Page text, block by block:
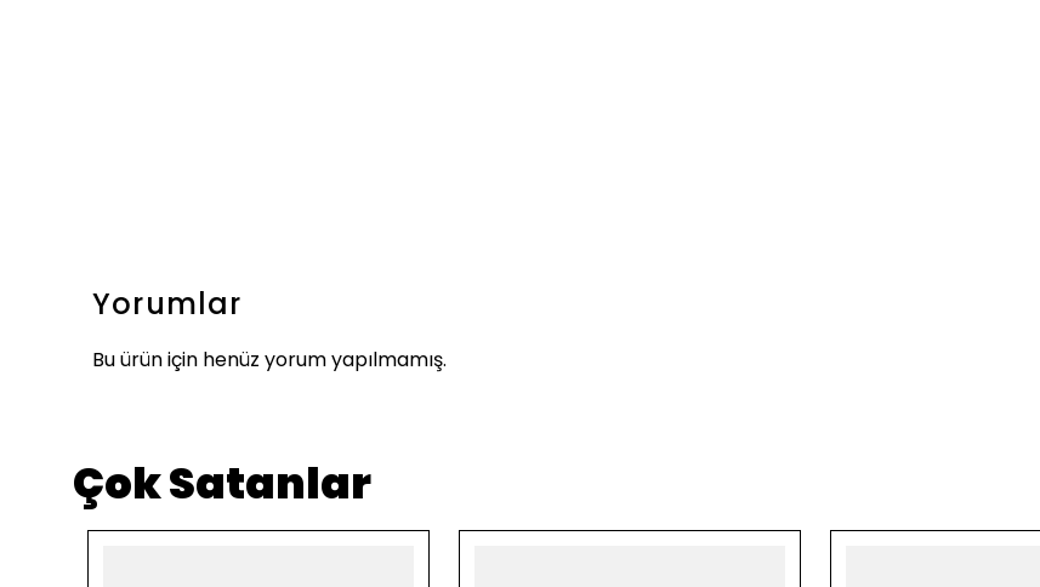
Yorumlar
Bu ürün için henüz yorum yapılmamış.
Çok Satanlar